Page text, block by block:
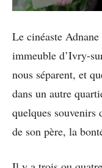
Le cinéaste
immeuble d’Ivry-
nous séparent, et
dans un autre
quelques souvenirs
de son père, la